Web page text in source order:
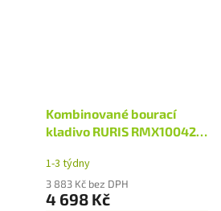
Kombinované bourací
kladivo RURIS RMX10042
1-3 týdny
3 883 Kč bez DPH
4 698 Kč